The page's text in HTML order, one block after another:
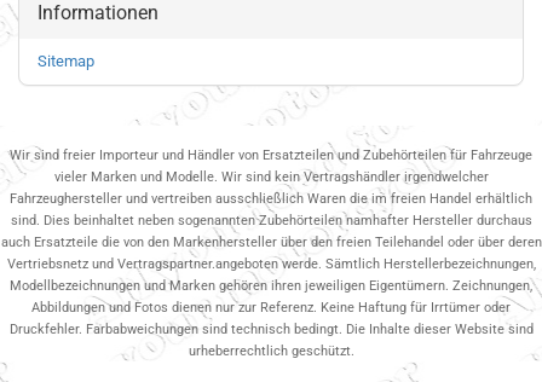
Informationen
Sitemap
Wir sind freier Importeur und Händler von Ersatzteilen und Zubehörteilen für Fahrzeuge
vieler Marken und Modelle. Wir sind kein Vertragshändler irgendwelcher
Fahrzeughersteller und vertreiben ausschließlich Waren die im freien Handel erhältlich
sind. Dies beinhaltet neben sogenannten Zubehörteilen namhafter Hersteller durchaus
auch Ersatzteile die von den Markenhersteller über den freien Teilehandel oder über deren
Vertriebsnetz und Vertragspartner.angeboten werde. Sämtlich Herstellerbezeichnungen,
Modellbezeichnungen und Marken gehören ihren jeweiligen Eigentümern. Zeichnungen,
Abbildungen und Fotos dienen nur zur Referenz. Keine Haftung für Irrtümer oder
Druckfehler. Farbabweichungen sind technisch bedingt. Die Inhalte dieser Website sind
urheberrechtlich geschützt.